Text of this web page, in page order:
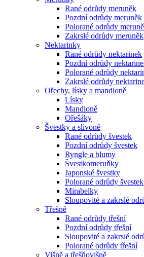
Rané odrůdy meruněk
Pozdní odrůdy meruněk
Polorané odrůdy
Zakrslé odrůdy meruněk
Nektarinky
Rané odrůdy nektarinek
Pozdní odrůdy
Polorané odrůdy
Zakrslé odrůdy
Ořechy, lísky a mandloně
Lísky
Mandloně
Ořešáky
Švestky a slivoně
Rané odrůdy švestek
Pozdní odrůdy švestek
Ryngle a blumy
Švestkomeruňky
Japonské švestky
Polorané odrůdy švestek
Mirabelky
Sloupovité a zakrslé
Třešně
Rané odrůdy třešní
Pozdní odrůdy třešní
Sloupovité a zakrslé
Polorané odrůdy třešní
Višně a třešňovišně